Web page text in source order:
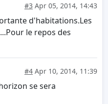
#3 Apr 05, 2014, 14:43
d'habitations.Les
le repos des
#4 Apr 10, 2014, 11:39
se sera